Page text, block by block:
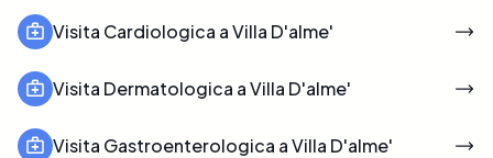
Visita Cardiologica a Villa D'alme'
Visita Dermatologica a Villa D'alme'
Visita Gastroenterologica a Villa D'alme'